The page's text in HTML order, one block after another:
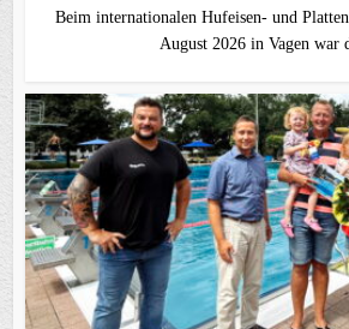
Beim internationalen Hufeisen- und
August 2026 in Vagen war